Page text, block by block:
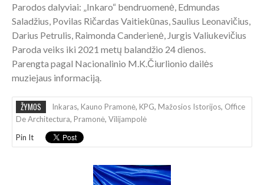
Parodos dalyviai: „Inkaro“ bendruomenė, Edmundas
Saladžius, Povilas Ričardas Vaitiekūnas, Saulius Leonavičius,
Darius Petrulis, Raimonda Canderienė, Jurgis Valiukevičius
Paroda veiks iki 2021 metų balandžio 24 dienos.
Parengta pagal Nacionalinio M.K.Čiurlionio dailės
muziejaus informaciją.
ŽYMOS Inkaras, Kauno Pramonė, KPG, Mažosios Istorijos, Office
De Architectura, Pramonė, Vilijampolė
Pin It